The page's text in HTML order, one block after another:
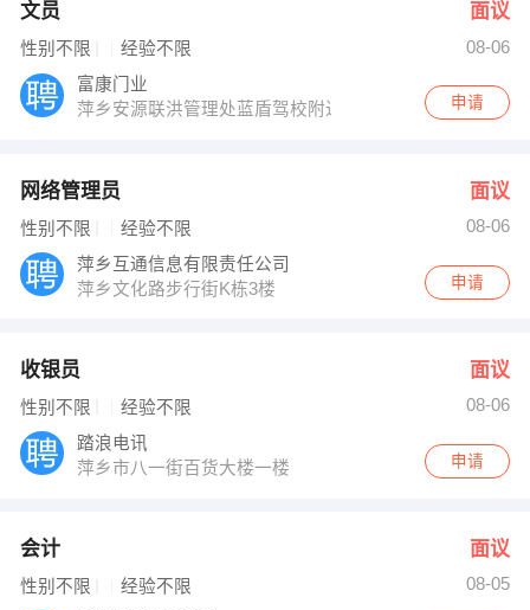
文员 面议
性别不限 经验不限
08-06
富康门业
萍乡安源联洪管理处蓝盾驾校附近
申请
网络管理员 面议
性别不限 经验不限
08-06
萍乡互通信息有限责任公司
萍乡文化路步行街K栋3楼
申请
收银员 面议
性别不限 经验不限
08-06
踏浪电讯
萍乡市八一街百货大楼一楼
申请
会计 面议
性别不限 经验不限
08-05